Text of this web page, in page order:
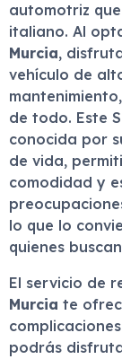
automotriz
italiano. Al
Murcia,
vehículo de
de todo. Este
conocida por
de vida,
comodidad y
lo que lo
quienes
El servicio de
Murcia te
podrás